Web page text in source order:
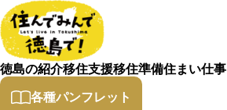
徳島の紹介移住支援移住準備住まい仕事
各種パンフレット